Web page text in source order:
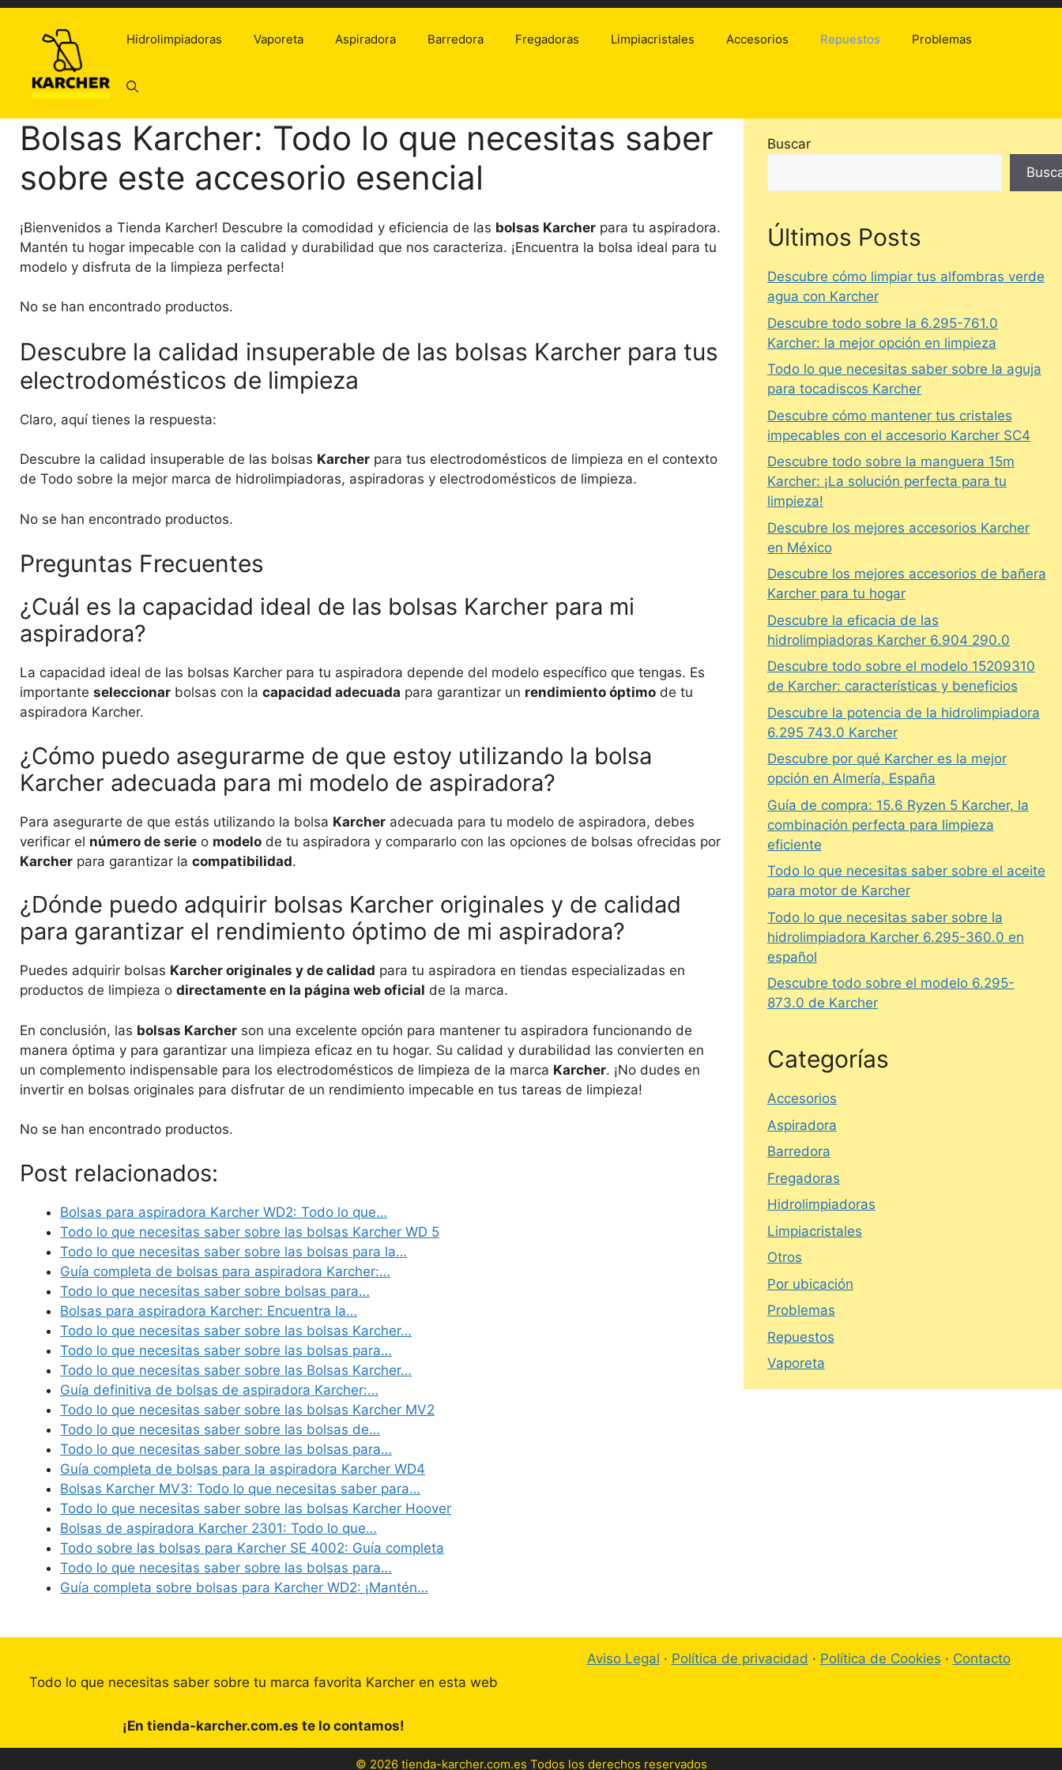
Saltar
contenido
Hidrolimpiadoras Vaporeta Aspiradora Barredora Fregadoras Limpiacristales Accesorios Repuestos Problemas
Bolsas Karcher: Todo lo que necesitas saber
sobre este accesorio esencial
¡Bienvenidos a Tienda Karcher! Descubre la comodidad y eficiencia de las bolsas Karcher para tu aspiradora.
Mantén tu hogar impecable con la calidad y durabilidad que nos caracteriza. ¡Encuentra la bolsa ideal para tu
modelo y disfruta de la limpieza perfecta!
No se han encontrado productos.
Descubre la calidad insuperable de las bolsas Karcher para tus
electrodomésticos de limpieza
Claro, aquí tienes la respuesta:
Descubre la calidad insuperable de las bolsas Karcher para tus electrodomésticos de limpieza en el contexto
de Todo sobre la mejor marca de hidrolimpiadoras, aspiradoras y electrodomésticos de limpieza.
No se han encontrado productos.
Preguntas Frecuentes
¿Cuál es la capacidad ideal de las bolsas Karcher para mi
aspiradora?
La capacidad ideal de las bolsas Karcher para tu aspiradora depende del modelo específico que tengas. Es
importante seleccionar bolsas con la capacidad adecuada para garantizar un rendimiento óptimo de tu
aspiradora Karcher.
¿Cómo puedo asegurarme de que estoy utilizando la bolsa
Karcher adecuada para mi modelo de aspiradora?
Para asegurarte de que estás utilizando la bolsa Karcher adecuada para tu modelo de aspiradora, debes
verificar el número de serie o modelo de tu aspiradora y compararlo con las opciones de bolsas ofrecidas por
Karcher para garantizar la compatibilidad.
¿Dónde puedo adquirir bolsas Karcher originales y de calidad
para garantizar el rendimiento óptimo de mi aspiradora?
Puedes adquirir bolsas Karcher originales y de calidad para tu aspiradora en tiendas especializadas en
productos de limpieza o directamente en la página web oficial de la marca.
En conclusión, las bolsas Karcher son una excelente opción para mantener tu aspiradora funcionando de
manera óptima y para garantizar una limpieza eficaz en tu hogar. Su calidad y durabilidad las convierten en
un complemento indispensable para los electrodomésticos de limpieza de la marca Karcher. ¡No dudes en
invertir en bolsas originales para disfrutar de un rendimiento impecable en tus tareas de limpieza!
No se han encontrado productos.
Post relacionados:
Bolsas para aspiradora Karcher WD2: Todo lo que…
Todo lo que necesitas saber sobre las bolsas Karcher WD 5
Todo lo que necesitas saber sobre las bolsas para la…
Guía completa de bolsas para aspiradora Karcher:…
Todo lo que necesitas saber sobre bolsas para…
Bolsas para aspiradora Karcher: Encuentra la…
Todo lo que necesitas saber sobre las bolsas Karcher…
Todo lo que necesitas saber sobre las bolsas para…
Todo lo que necesitas saber sobre las Bolsas Karcher…
Guía definitiva de bolsas de aspiradora Karcher:…
Todo lo que necesitas saber sobre las bolsas Karcher MV2
Todo lo que necesitas saber sobre las bolsas de…
Todo lo que necesitas saber sobre las bolsas para…
Guía completa de bolsas para la aspiradora Karcher WD4
Bolsas Karcher MV3: Todo lo que necesitas saber para…
Todo lo que necesitas saber sobre las bolsas Karcher Hoover
Bolsas de aspiradora Karcher 2301: Todo lo que…
Todo sobre las bolsas para Karcher SE 4002: Guía completa
Todo lo que necesitas saber sobre las bolsas para…
Guía completa sobre bolsas para Karcher WD2: ¡Mantén…
Buscar
Últimos Posts
Descubre cómo limpiar tus alfombras verde
agua con Karcher
Descubre todo sobre la 6.295-761.0
Karcher: la mejor opción en limpieza
Todo lo que necesitas saber sobre la aguja
para tocadiscos Karcher
Descubre cómo mantener tus cristales
impecables con el accesorio Karcher SC4
Descubre todo sobre la manguera 15m
Karcher: ¡La solución perfecta para tu
limpieza!
Descubre los mejores accesorios Karcher
en México
Descubre los mejores accesorios de bañera
Karcher para tu hogar
Descubre la eficacia de las
hidrolimpiadoras Karcher 6.904 290.0
Descubre todo sobre el modelo 15209310
de Karcher: características y beneficios
Descubre la potencia de la hidrolimpiadora
6.295 743.0 Karcher
Descubre por qué Karcher es la mejor
opción en Almería, España
Guía de compra: 15.6 Ryzen 5 Karcher, la
combinación perfecta para limpieza
eficiente
Todo lo que necesitas saber sobre el aceite
para motor de Karcher
Todo lo que necesitas saber sobre la
hidrolimpiadora Karcher 6.295-360.0 en
español
Descubre todo sobre el modelo 6.295-
873.0 de Karcher
Categorías
Accesorios
Aspiradora
Barredora
Fregadoras
Hidrolimpiadoras
Limpiacristales
Otros
Por ubicación
Problemas
Repuestos
Vaporeta
Todo lo que necesitas saber sobre tu marca favorita Karcher en esta web
¡En tienda-karcher.com.es te lo contamos!
Aviso Legal · Política de privacidad · Política de Cookies · Contacto
© 2026 tienda-karcher.com.es Todos los derechos reservados